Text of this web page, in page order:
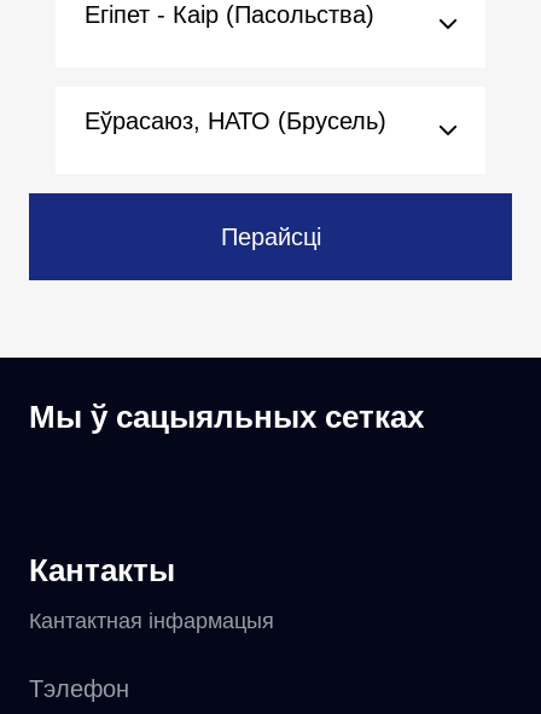
Егіпет - Каір (Пасольства)
Еўрасаюз, НАТО (Брусель)
Перайсці
Мы ў сацыяльных сетках
Кантакты
Кантактная інфармацыя
Тэлефон